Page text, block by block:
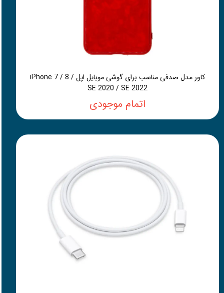
کاور مدل صدفی مناسب برای گوشی موبایل اپل iPhone 7 / 8 /
SE 2020 / SE 2022
اتمام موجودی